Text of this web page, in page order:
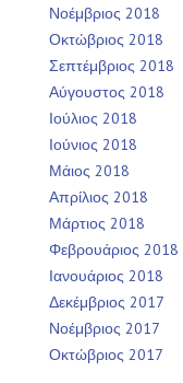
Νοέμβριος 2018
Οκτώβριος 2018
Σεπτέμβριος 2018
Αύγουστος 2018
Ιούλιος 2018
Ιούνιος 2018
Μάιος 2018
Απρίλιος 2018
Μάρτιος 2018
Φεβρουάριος 2018
Ιανουάριος 2018
Δεκέμβριος 2017
Νοέμβριος 2017
Οκτώβριος 2017